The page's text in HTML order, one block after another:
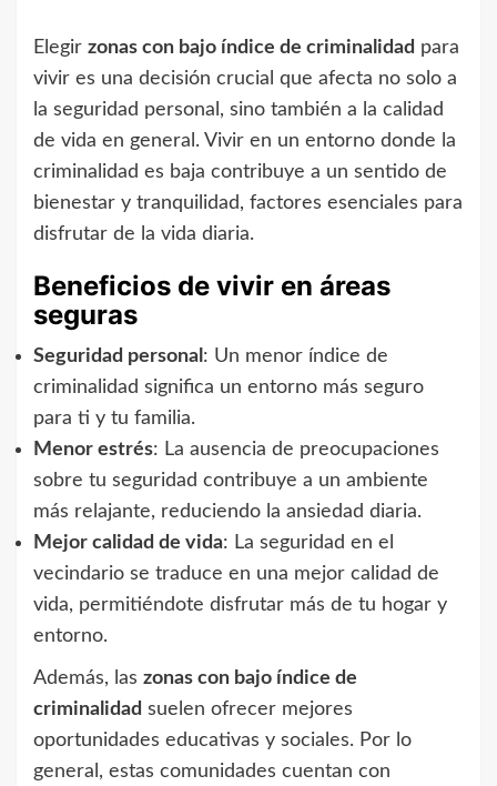
Elegir zonas con bajo índice de criminalidad para
vivir es una decisión crucial que afecta no solo a
la seguridad personal, sino también a la calidad
de vida en general. Vivir en un entorno donde la
criminalidad es baja contribuye a un sentido de
bienestar y tranquilidad, factores esenciales para
disfrutar de la vida diaria.
Beneficios de vivir en áreas
seguras
Seguridad personal : Un menor índice de
criminalidad significa un entorno más seguro
para ti y tu familia.
Menor estrés: La ausencia de preocupaciones
sobre tu seguridad contribuye a un ambiente
más relajante, reduciendo la ansiedad diaria.
Mejor calidad de vida: La seguridad en el
vecindario se traduce en una mejor calidad de
vida, permitiéndote disfrutar más de tu hogar y
entorno.
Además, las zonas con bajo índice de
criminalidad suelen ofrecer mejores
oportunidades educativas y sociales. Por lo
general, estas comunidades cuentan con